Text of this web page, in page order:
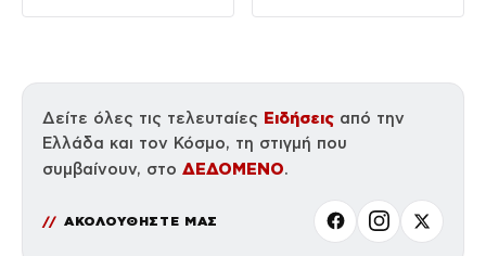
Δείτε όλες τις τελευταίες Ειδήσεις από την
Ελλάδα και τον Κόσμο, τη στιγμή που
συμβαίνουν, στο ΔΕΔΟΜΕΝΟ.
ΑΚΟΛΟΥΘΗΣΤΕ ΜΑΣ